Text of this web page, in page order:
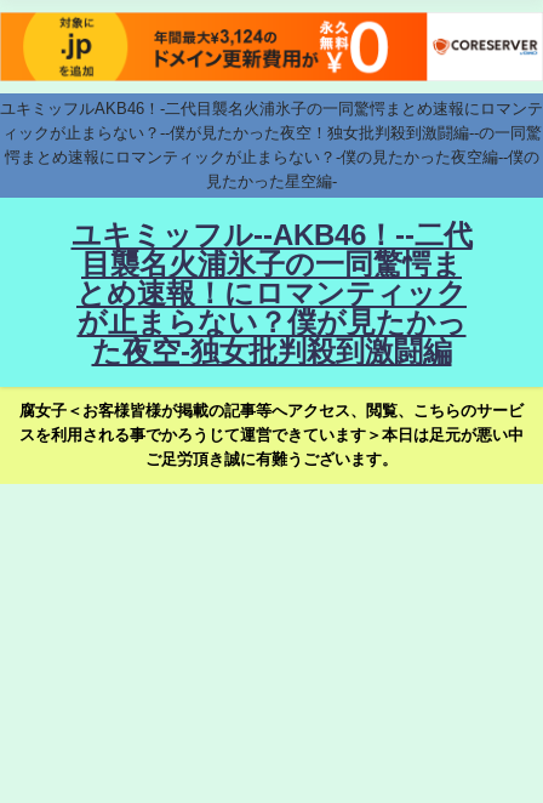
ユキミッフルAKB46！-二代目襲名火浦氷子の一同驚愕まとめ速報にロマンテ
ィックが止まらない？--僕が見たかった夜空！独女批判殺到激闘編--の一同驚
愕まとめ速報にロマンティックが止まらない？-僕の見たかった夜空編--僕の
見たかった星空編-
ユキミッフル--AKB46！--二代
目襲名火浦氷子の一同驚愕ま
とめ速報！にロマンティック
が止まらない？僕が見たかっ
た夜空-独女批判殺到激闘編
腐女子＜お客様皆様が掲載の記事等へアクセス、閲覧、こちらのサービ
スを利用される事でかろうじて運営できています＞本日は足元が悪い中
ご足労頂き誠に有難うございます。